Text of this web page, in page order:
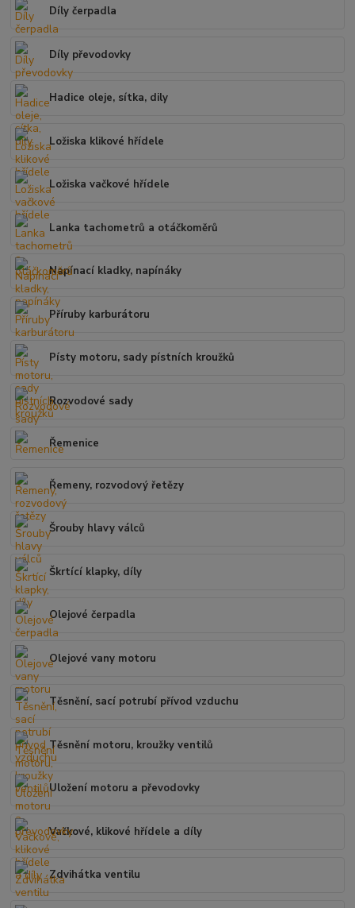
Díly čerpadla
Díly převodovky
Hadice oleje, sítka, dily
Ložiska klikové hřídele
Ložiska vačkové hřídele
Lanka tachometrů a otáčkoměrů
Napínací kladky, napínáky
Příruby karburátoru
Písty motoru, sady pístních kroužků
Rozvodové sady
Řemenice
Řemeny, rozvodový řetězy
Šrouby hlavy válců
Škrtící klapky, díly
Olejové čerpadla
Olejové vany motoru
Těsnění, sací potrubí přívod vzduchu
Těsnění motoru, kroužky ventilů
Uložení motoru a převodovky
Vačkové, klikové hřídele a díly
Zdvihátka ventilu